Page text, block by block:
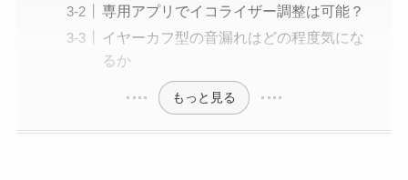
専用アプリでイコライザー調整は可能？
イヤーカフ型の音漏れはどの程度気にな
るか
もっと見る